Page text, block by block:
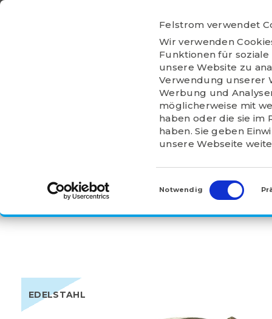
Felstrom verwendet
Wir verwenden
Funktionen für
unsere Website zu
Verwendung unserer
Werbung und
möglicherweise mit
haben oder die sie im
haben. Sie geben
unsere Webseite
Einwilligungsauswahl
Notwendig
Ga
HOME
ÜBER
FELSTROM
LAGERBÖCKE > UCP
UCP204SS
EDELSTAHL